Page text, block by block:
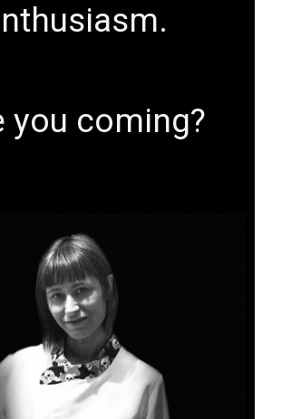
you coming?